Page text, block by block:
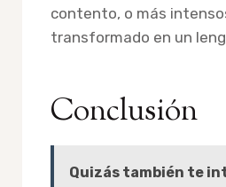
contento, o más
transformado en un
Conclusión
Quizás también te